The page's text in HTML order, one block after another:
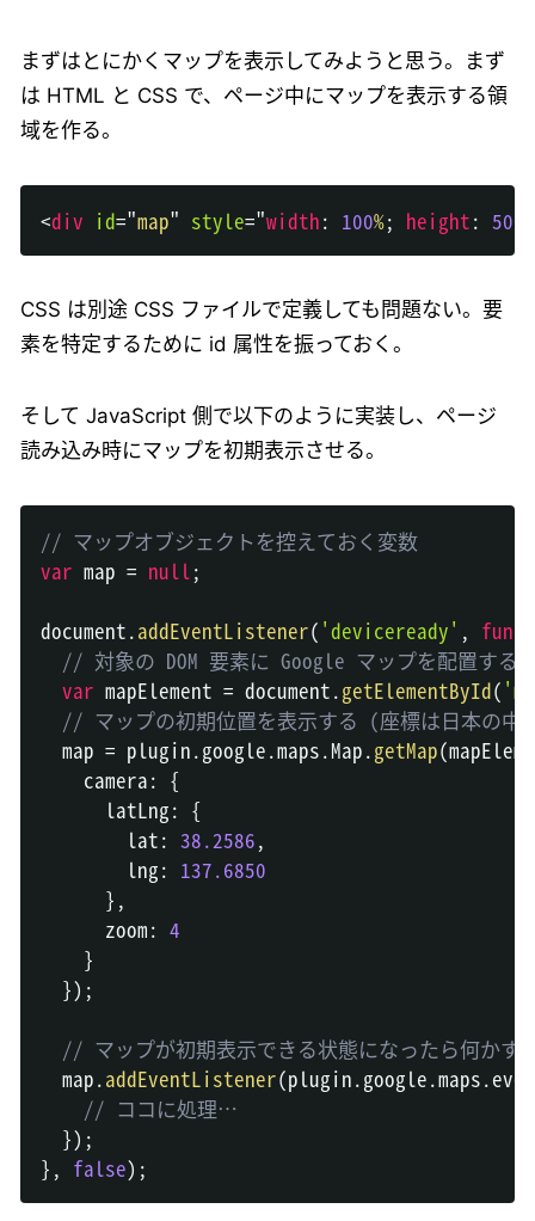
まずはとにかくマップを表示してみようと思う。まず
は HTML と CSS で、ページ中にマップを表示する領
域を作る。
<div id="map" style="width: 100%; height: 500
CSS は別途 CSS ファイルで定義しても問題ない。要
素を特定するために id 属性を振っておく。
そして JavaScript 側で以下のように実装し、ページ
読み込み時にマップを初期表示させる。
// マップオブジェクトを控えておく変数
var map = null;
document.addEventListener( 'deviceready' ,
// 対象の DOM 要素に Google マップを配置する
var mapElement = document.getElementById(
// マップの初期位置を表示する (座標は日本の中
  map
= plugin.google.maps.Map.getMap(
    camera
: {
      latLng
: {
        lat
: 38.2586,
        lng
: 137.6850
} ,
      zoom
: 4
}
}) ;
// マップが初期表示できる状態になったら何かす
  map
.addEventListener(plugin.google.maps.
// ココに処理…
}) ;
} , false) ;